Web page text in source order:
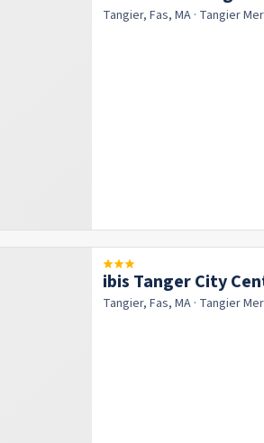
Tangier, Fas, MA · Tangier
ibis Tanger City
Tangier, Fas, MA · Tangier